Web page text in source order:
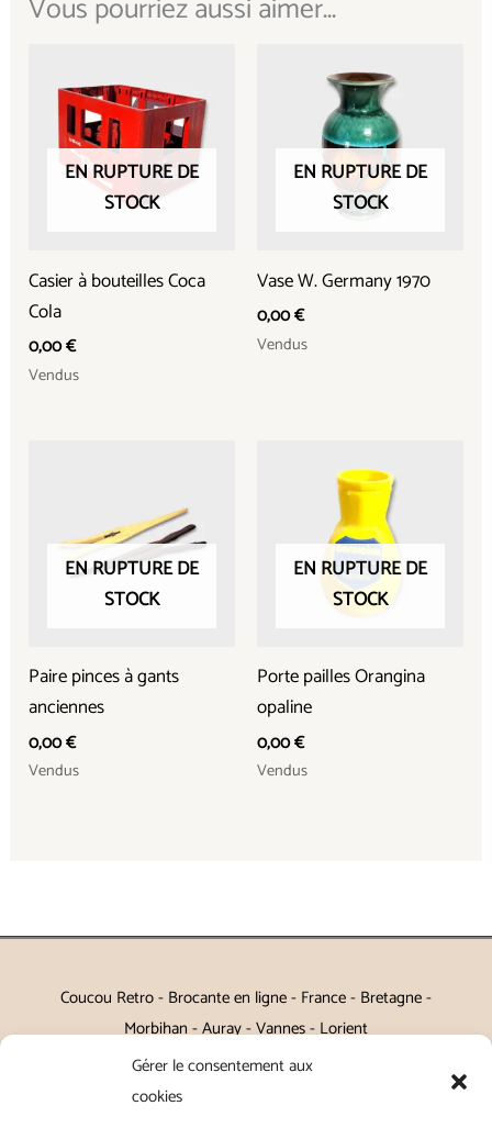
Gérer le consentement aux
cookies
Vous pourriez aussi aimer...
EN RUPTURE DE
STOCK
Casier à bouteilles Coca
Cola
0,00€
Vendus
EN RUPTURE DE
STOCK
Vase W. Germany 1970
0,00€
Vendus
EN RUPTURE DE
STOCK
Paire pinces à gants
anciennes
0,00€
Vendus
EN RUPTURE DE
STOCK
Porte pailles Orangina
opaline
0,00€
Vendus
Coucou Retro - Brocante en ligne - France - Bretagne -
Morbihan - Auray - Vannes - Lorient
Petits meubles, décoration, miroirs, luminaires, Art de la table